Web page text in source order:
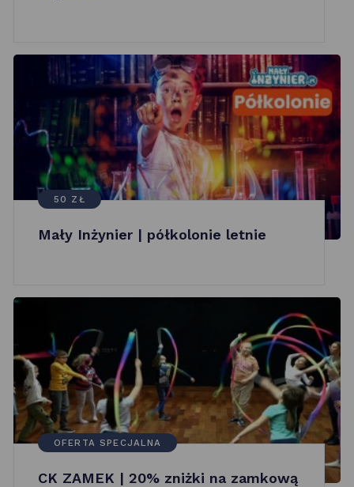
50 ZŁ
Mały Inżynier | półkolonie letnie
OFERTA SPECJALNA
CK ZAMEK | 20% zniżki na zamkową